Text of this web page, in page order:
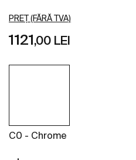
PREȚ (FĂRĂ TVA)
1121,00 LEI
C0 - Chrome